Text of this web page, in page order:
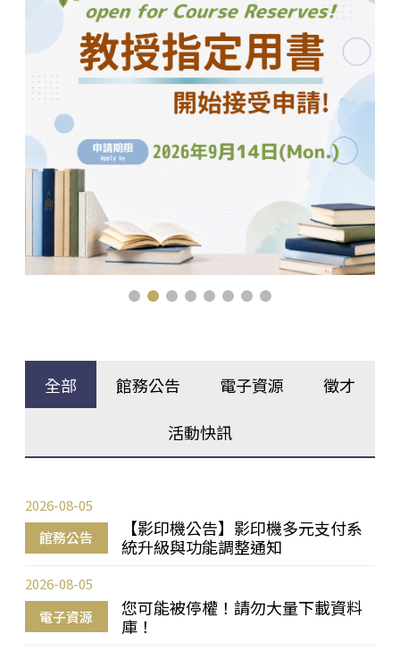
全部 館務公告 電子資源 徵才
活動快訊
館務公告
【影印機公告】影印機多元支付系
統升級與功能調整通知
2026-08-05
電子資源
您可能被停權！請勿大量下載資料
庫！
2026-08-05